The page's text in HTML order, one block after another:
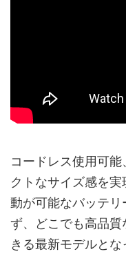
コードレス使用可
クトなサイズ感を
動が可能なバッテ
ず、どこでも高品
きる最新モデルとな